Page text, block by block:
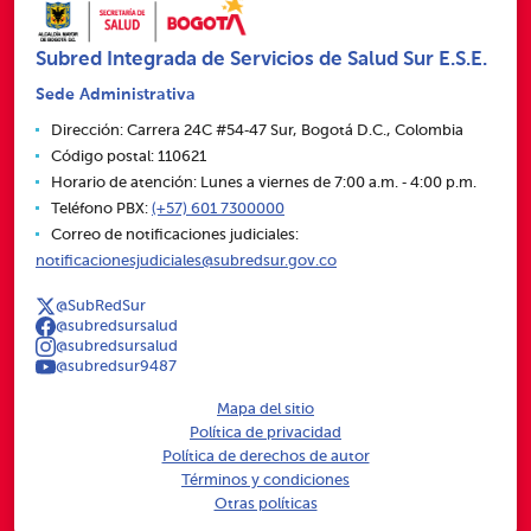
Subred Integrada de Servicios de Salud Sur E.S.E.
Sede Administrativa
Dirección: Carrera 24C #54‑47 Sur, Bogotá D.C., Colombia
Código postal: 110621
Horario de atención: Lunes a viernes de 7:00 a.m. ‑ 4:00 p.m.
Teléfono PBX: (+57) 601 7300000
Correo de notificaciones judiciales:
notificacionesjudiciales@subredsur.gov.co
@SubRedSur
@subredsursalud
@subredsursalud
@subredsur9487
Mapa del sitio
Política de privacidad
Política de derechos de autor
Términos y condiciones
Otras políticas